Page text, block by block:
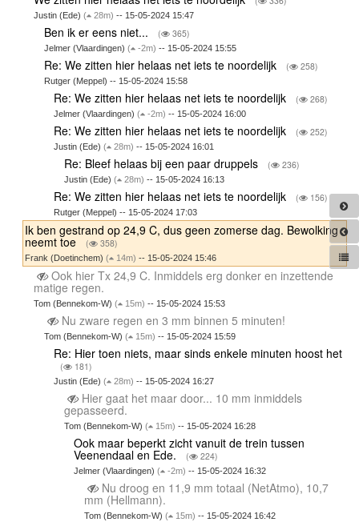
Justin (Ede)( 28m) -- 15-05-2024 15:47
Ben ik er eens niet... ( 365)
Jelmer (Vlaardingen) ( -2m) -- 15-05-2024 15:55
Re: We zitten hier helaas net iets te noordelijk ( 258)
Rutger (Meppel) -- 15-05-2024 15:58
Re: We zitten hier helaas net iets te noordelijk ( 268)
Jelmer (Vlaardingen)( -2m) -- 15-05-2024 16:00
Re: We zitten hier helaas net iets te noordelijk ( 252)
Justin (Ede)( 28m) -- 15-05-2024 16:01
Re: Bleef helaas bij een paar druppels ( 236)
Justin (Ede) ( 28m) -- 15-05-2024 16:13
Re: We zitten hier helaas net iets te noordelijk ( 156)
Rutger (Meppel) -- 15-05-2024 17:03
Ik ben gestrand op 24,9 C, dus geen zomerse dag. Bewolking
neemt toe ( 358)
Frank (Doetinchem) ( 14m) -- 15-05-2024 15:46
Ook hier Tx 24,9 C. Inmiddels erg donker en inzettende
matige regen.
Tom (Bennekom-W)( 15m) -- 15-05-2024 15:53
Nu zware regen en 3 mm binnen 5 minuten!
Tom (Bennekom-W) ( 15m) -- 15-05-2024 15:59
Re: Hier toen niets, maar sinds enkele minuten hoost het
( 181)
Justin (Ede)( 28m) -- 15-05-2024 16:27
Hier gaat het maar door... 10 mm inmiddels
gepasseerd.
Tom (Bennekom-W) ( 15m) -- 15-05-2024 16:28
Ook maar beperkt zicht vanuit de trein tussen
Veenendaal en Ede. ( 224)
Jelmer (Vlaardingen)( -2m) -- 15-05-2024 16:32
Nu droog en 11,9 mm totaal (NetAtmo), 10,7
mm (Hellmann).
Tom (Bennekom-W) ( 15m) -- 15-05-2024 16:42